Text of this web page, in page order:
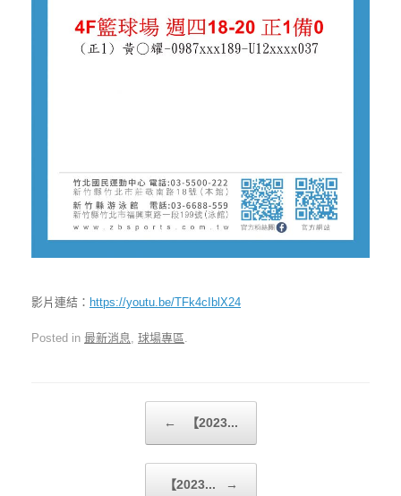
影片連結： https://youtu.be/TFk4cIblX24
Posted in 最新消息 球場專區
← 【2023...
【2023... →